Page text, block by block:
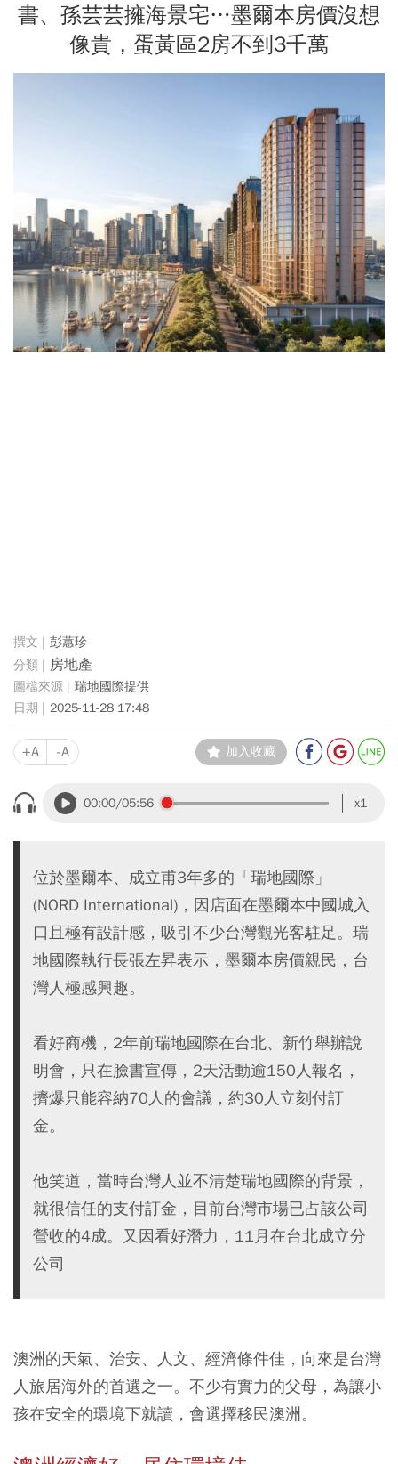
書、孫芸芸擁海景宅…墨爾本房價沒想
像貴，蛋黃區2房不到3千萬
彭蕙珍
房地產
瑞地國際提供
2025-11-28 17:48
+A -A 加入收藏
00:00/05:56 x1
位於墨爾本、成立甫3年多的「瑞地國際」
(NORD International)，因店面在墨爾本中國城入
口且極有設計感，吸引不少台灣觀光客駐足。瑞
地國際執行長張左昇表示，墨爾本房價親民，台
灣人極感興趣。
看好商機，2年前瑞地國際在台北、新竹舉辦說
明會，只在臉書宣傳，2天活動逾150人報名，
擠爆只能容納70人的會議，約30人立刻付訂
金。
他笑道，當時台灣人並不清楚瑞地國際的背景，
就很信任的支付訂金，目前台灣市場已占該公司
營收的4成。又因看好潛力，11月在台北成立分
公司
澳洲的天氣、治安、人文、經濟條件佳，向來是台灣
人旅居海外的首選之一。不少有實力的父母，為讓小
孩在安全的環境下就讀，會選擇移民澳洲。